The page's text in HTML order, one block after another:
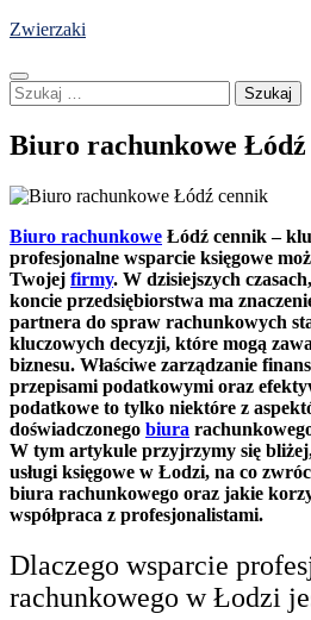
Skip
content
Zwierzaki
Szukaj:
Biuro rachunkowe
Biuro rachunkowe Łódź cennik –
profesjonalne wsparcie księgowe
Twojej firmy. W dzisiejszych
koncie przedsiębiorstwa ma
partnera do spraw rachunkowych
kluczowych decyzji, które mogą
biznesu. Właściwe zarządzanie
przepisami podatkowymi oraz
podatkowe to tylko niektóre z
doświadczonego biura
W tym artykule przyjrzymy się
usługi księgowe w Łodzi, na co
biura rachunkowego oraz jakie
współpraca z profesjonalistami.
Dlaczego wsparcie
rachunkowego w Łodzi